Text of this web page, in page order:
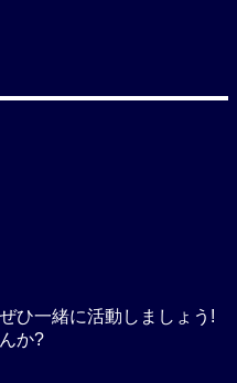
ひ一緒に活動しましょう!
か?